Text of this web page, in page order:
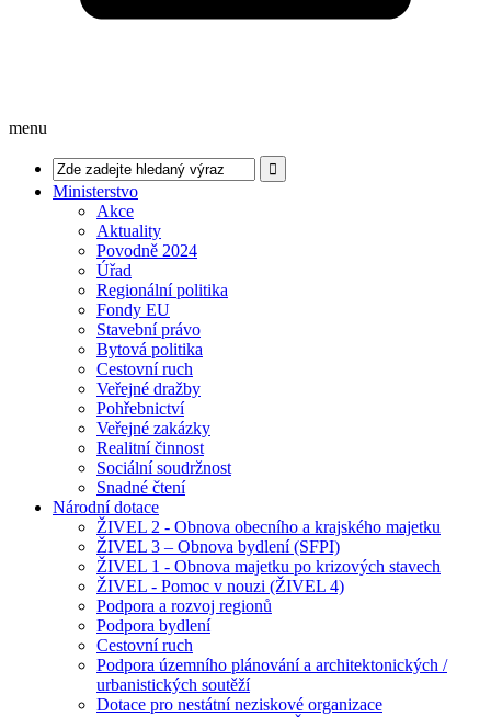
menu
Ministerstvo
Akce
Aktuality
Povodně 2024
Úřad
Regionální politika
Fondy EU
Stavební právo
Bytová politika
Cestovní ruch
Veřejné dražby
Pohřebnictví
Veřejné zakázky
Realitní činnost
Sociální soudržnost
Snadné čtení
Národní dotace
ŽIVEL 2 - Obnova obecního a krajského majetku
ŽIVEL 3 – Obnova bydlení (SFPI)
ŽIVEL 1 - Obnova majetku po krizových stavech
ŽIVEL - Pomoc v nouzi (ŽIVEL 4)
Podpora a rozvoj regionů
Podpora bydlení
Cestovní ruch
Podpora územního plánování a architektonických /
urbanistických soutěží
Dotace pro nestátní neziskové organizace